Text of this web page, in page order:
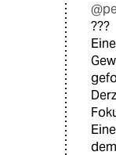
???